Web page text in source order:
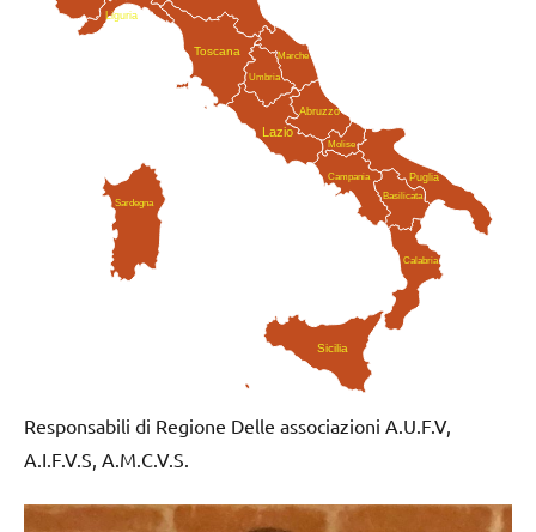
Abruzzo
Puglia
Basilicata
Calabria
Campania
Lazio
Liguria
Marche
Molise
Sardegna
Sicilia
Toscana
Umbria
Responsabili di Regione Delle associazioni A.U.F.V,
A.I.F.V.S, A.M.C.V.S.